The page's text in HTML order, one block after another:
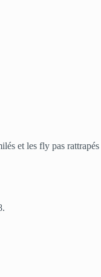
et les fly pas rattrapés